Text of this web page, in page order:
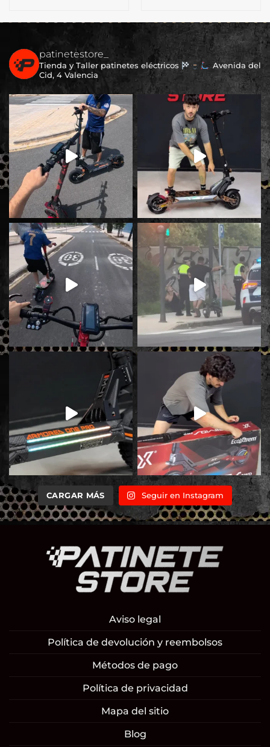
patinetestore_
Tienda y Taller patinetes eléctricos
Avenida del
Cid, 4 Valencia
CARGAR MÁS Seguir en Instagram
Aviso legal
Política de devolución y reembolsos
Métodos de pago
Política de privacidad
Mapa del sitio
Blog